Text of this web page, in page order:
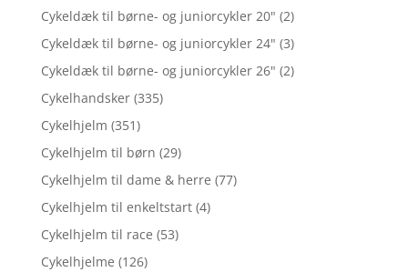
Cykeldæk til børne- og juniorcykler 20" (2)
Cykeldæk til børne- og juniorcykler 24" (3)
Cykeldæk til børne- og juniorcykler 26" (2)
Cykelhandsker (335)
Cykelhjelm (351)
Cykelhjelm til børn (29)
Cykelhjelm til dame & herre (77)
Cykelhjelm til enkeltstart (4)
Cykelhjelm til race (53)
Cykelhjelme (126)